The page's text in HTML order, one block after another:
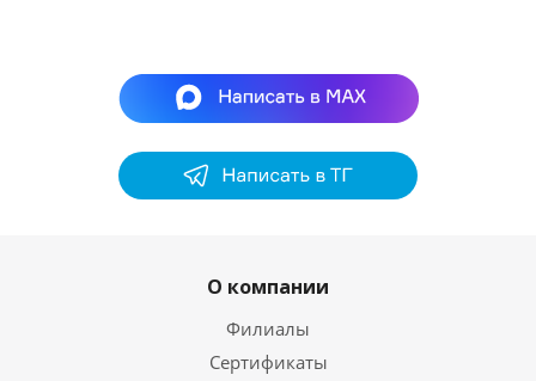
О компании
Филиалы
Сертификаты